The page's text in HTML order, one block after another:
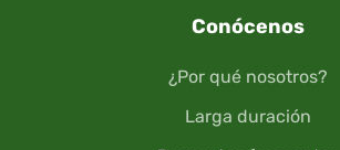
Conócenos
¿Por qué nosotros?
Larga duración